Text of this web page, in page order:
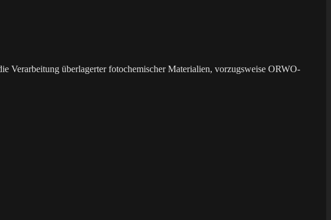
Verarbeitung überlagerter fotochemischer Materialien, vorzugsweise ORWO-